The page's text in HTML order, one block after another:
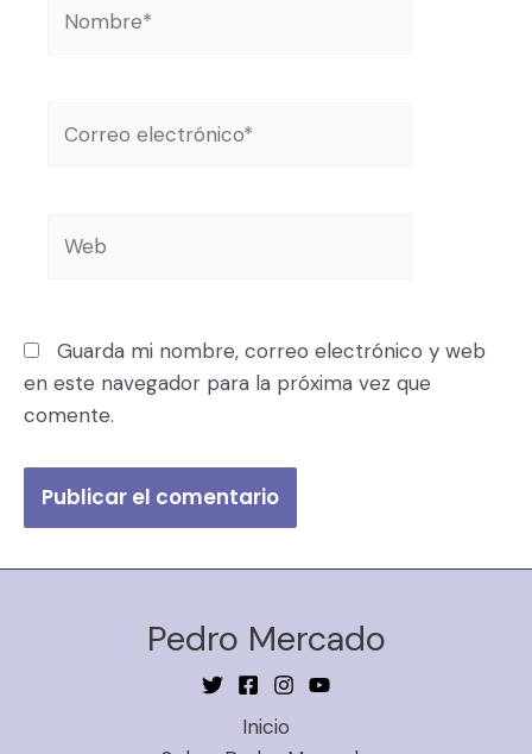
Guarda mi nombre, correo electrónico y web
en este navegador para la próxima vez que
comente.
Pedro Mercado
Inicio